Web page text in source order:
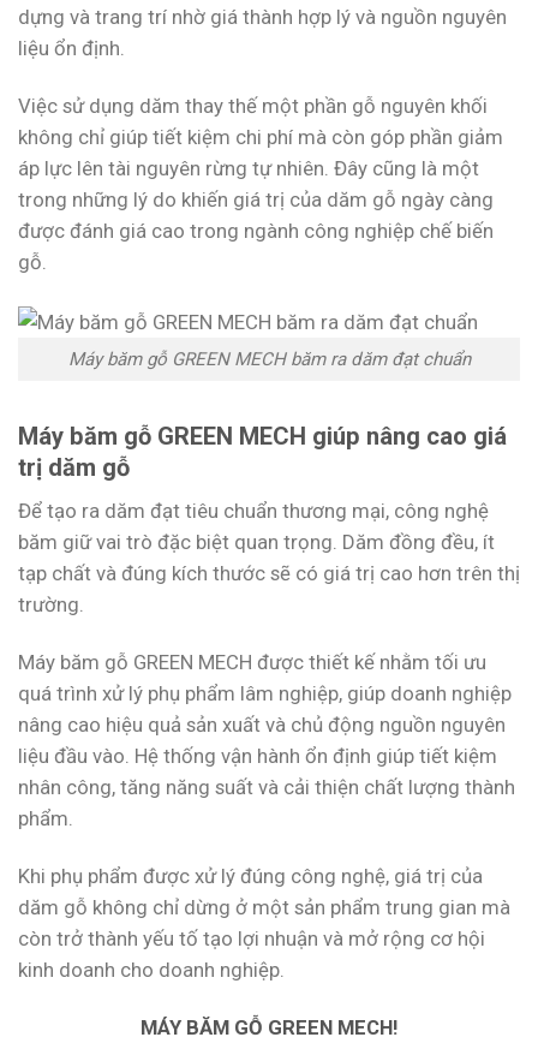
dựng và trang trí nhờ giá thành hợp lý và nguồn nguyên
liệu ổn định.
Việc sử dụng dăm thay thế một phần gỗ nguyên khối
không chỉ giúp tiết kiệm chi phí mà còn góp phần giảm
áp lực lên tài nguyên rừng tự nhiên. Đây cũng là một
trong những lý do khiến giá trị của dăm gỗ ngày càng
được đánh giá cao trong ngành công nghiệp chế biến
gỗ.
Máy băm gỗ GREEN MECH băm ra dăm đạt chuẩn
Máy băm gỗ GREEN MECH giúp nâng cao giá
trị dăm gỗ
Để tạo ra dăm đạt tiêu chuẩn thương mại, công nghệ
băm giữ vai trò đặc biệt quan trọng. Dăm đồng đều, ít
tạp chất và đúng kích thước sẽ có giá trị cao hơn trên thị
trường.
Máy băm gỗ GREEN MECH được thiết kế nhằm tối ưu
quá trình xử lý phụ phẩm lâm nghiệp, giúp doanh nghiệp
nâng cao hiệu quả sản xuất và chủ động nguồn nguyên
liệu đầu vào. Hệ thống vận hành ổn định giúp tiết kiệm
nhân công, tăng năng suất và cải thiện chất lượng thành
phẩm.
Khi phụ phẩm được xử lý đúng công nghệ, giá trị của
dăm gỗ không chỉ dừng ở một sản phẩm trung gian mà
còn trở thành yếu tố tạo lợi nhuận và mở rộng cơ hội
kinh doanh cho doanh nghiệp.
MÁY BĂM GỖ GREEN MECH!